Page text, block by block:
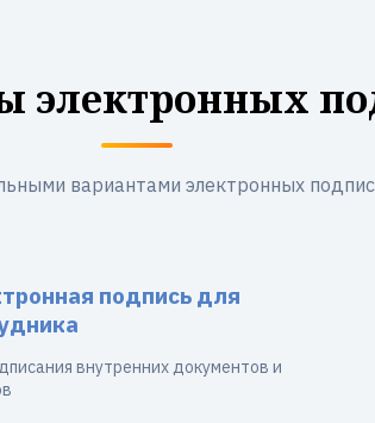
электронных
вариантами электронных
подпись для
внутренних документов и